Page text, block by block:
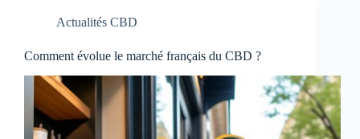
Actualités CBD
Comment évolue le marché français du CBD ?